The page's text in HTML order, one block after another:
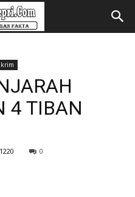
4 TIBAN
1220 0